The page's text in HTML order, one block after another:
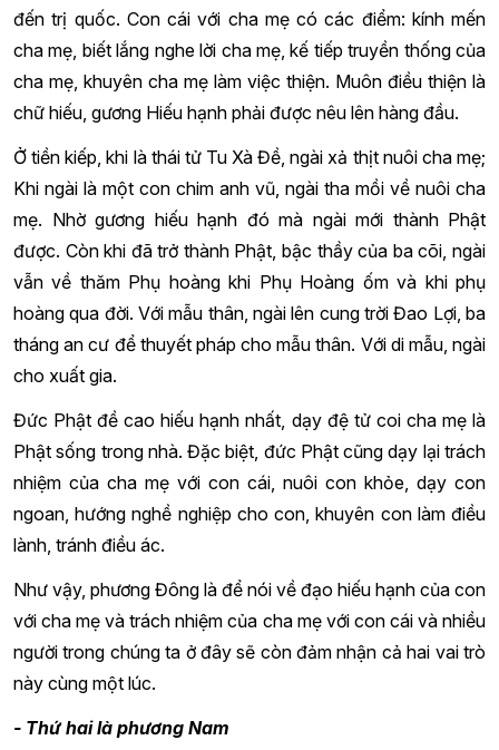
đến trị quốc. Con cái với cha mẹ có các điểm: kính mến
cha mẹ, biết lắng nghe lời cha mẹ, kế tiếp truyền thống của
cha mẹ, khuyên cha mẹ làm việc thiện. Muôn điều thiện là
chữ hiếu, gương Hiếu hạnh phải được nêu lên hàng đầu.
Ở tiền kiếp, khi là thái tử Tu Xà Đề, ngài xả thịt nuôi cha mẹ;
Khi ngài là một con chim anh vũ, ngài tha mồi về nuôi cha
mẹ. Nhờ gương hiếu hạnh đó mà ngài mới thành Phật
được. Còn khi đã trở thành Phật, bậc thầy của ba cõi, ngài
vẫn về thăm Phụ hoàng khi Phụ Hoàng ốm và khi phụ
hoàng qua đời. Với mẫu thân, ngài lên cung trời Đao Lợi, ba
tháng an cư để thuyết pháp cho mẫu thân. Với di mẫu, ngài
cho xuất gia.
Đức Phật đề cao hiếu hạnh nhất, dạy đệ tử coi cha mẹ là
Phật sống trong nhà. Đặc biệt, đức Phật cũng dạy lại trách
nhiệm của cha mẹ với con cái, nuôi con khỏe, dạy con
ngoan, hướng nghề nghiệp cho con, khuyên con làm điều
lành, tránh điều ác.
Như vậy, phương Đông là để nói về đạo hiếu hạnh của con
với cha mẹ và trách nhiệm của cha mẹ với con cái và nhiều
người trong chúng ta ở đây sẽ còn đảm nhận cả hai vai trò
này cùng một lúc.
- Thứ hai là phương Nam